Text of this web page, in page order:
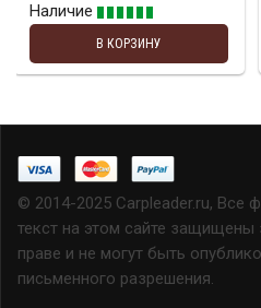
Наличие
В КОРЗИНУ
© 2014-2025 Carpleader.ru, Все
текст на этом сайте
праве и не могут быть
письменного разрешения.